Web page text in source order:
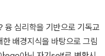
자신을 맞추게 된다. 이 과정
성되는 과정이자 자아를 형
인이 되는 단계이다. 하지만
이기에 본능적 욕구를 갈망
학을 기반으로 기독교
배경지식을 바탕으로 그림